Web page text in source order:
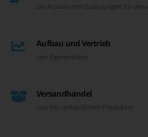
bei Arzneimittel-Zulassungen für den
Aufbau und Vertrieb
von Eigenmarken
Versandhandel
von frei verkäuflichen Produkten